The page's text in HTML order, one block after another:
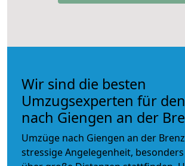
Wir sind die besten
Umzugsexperten für
nach Giengen an der
Umzüge nach Giengen an der
stressige Angelegenheit,